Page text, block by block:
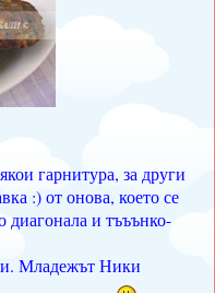
гарнитура, за други
:) от онова, което се
диагонала и тъъънко-
Младежът Ники